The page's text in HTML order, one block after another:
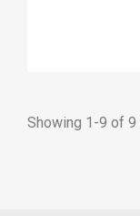
Showing 1-9 of 9